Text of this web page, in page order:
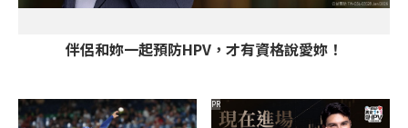
伴侶和妳一起預防HPV，才有資格說愛妳！
PR